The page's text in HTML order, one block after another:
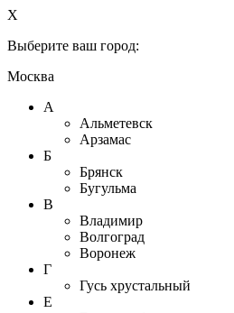
X
Выберите ваш город:
Москва
А
Альметевск
Арзамас
Б
Брянск
Бугульма
В
Владимир
Волгоград
Воронеж
Г
Гусь хрустальный
Е